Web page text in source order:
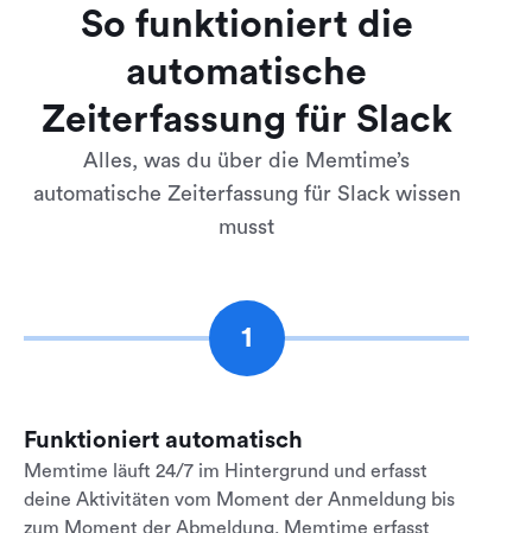
So funktioniert die
automatische
Zeiterfassung für Slack
Alles, was du über die Memtime’s
automatische Zeiterfassung für Slack wissen
musst
1
Funktioniert automatisch
Memtime läuft 24/7 im Hintergrund und erfasst
deine Aktivitäten vom Moment der Anmeldung bis
zum Moment der Abmeldung. Memtime erfasst